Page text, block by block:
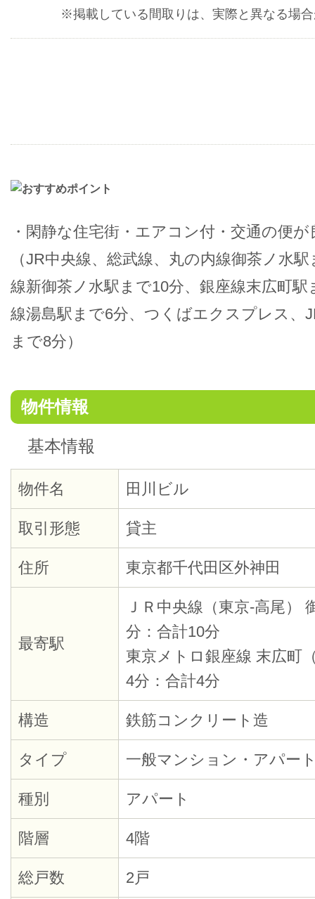
※掲載している間取りは、実際と異なる場
・閑静な住宅街・エアコン付・交通の便
（JR中央線、総武線、丸の内線御茶ノ水
線新御茶ノ水駅まで10分、銀座線末広町駅
線湯島駅まで6分、つくばエクスプレス、
まで8分）
物件情報
基本情報
物件名 田川ビル
取引形態 貸主
住所 東京都千代田区外神田
最寄駅
ＪＲ中央線（東京-高尾）
分：合計10分
東京メトロ銀座線 末広町
4分：合計4分
構造 鉄筋コンクリート造
タイプ 一般マンション・アパー
種別 アパート
階層 4階
総戸数 2戸